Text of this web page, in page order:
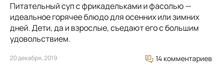
Питательный суп с фрикадельками и фасолью —
идеальное горячее блюдо для осенних или зимних
дней. Дети, да и взрослые, съедают его с большим
удовольствием.
20 декабря, 2019 14 комментариев